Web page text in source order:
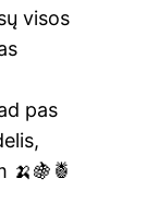
visos
pas
🍌🍇🍍